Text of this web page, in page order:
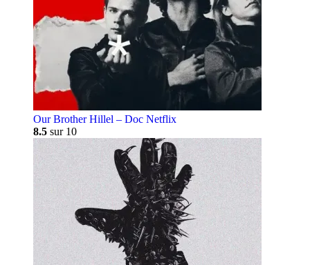
Our Brother Hillel – Doc Netflix
8.5 sur 10